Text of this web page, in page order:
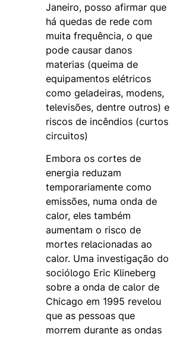
Janeiro, posso afirmar que
há quedas de rede com
muita frequência, o que
pode causar danos
materias (queima de
equipamentos elétricos
como geladeiras, modens,
televisões, dentre outros) e
riscos de incêndios (curtos
circuitos)
Embora os cortes de
energia reduzam
temporariamente como
emissões, numa onda de
calor, eles também
aumentam o risco de
mortes relacionadas ao
calor. Uma investigação do
sociólogo Eric Klineberg
sobre a onda de calor de
Chicago em 1995 revelou
que as pessoas que
morrem durante as ondas